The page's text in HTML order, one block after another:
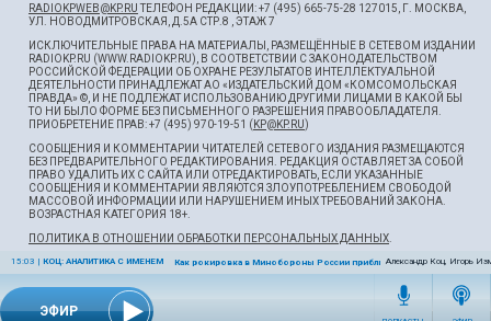
ЭФИР
15:03 | КОЦ: АНАЛИТИКА С ИМЕНЕМ Как рокировка в Минобороны России приблизит победу
Александр Коц, Игорь
RADIOKPWEB@KP.RUТЕЛЕФОН РЕДАКЦИИ: +7 (495) 665-75-28 127015, Г. МОСКВА,
УЛ. НОВОДМИТРОВСКАЯ, Д.5А СТР.8 , ЭТАЖ 7
ИСКЛЮЧИТЕЛЬНЫЕ ПРАВА НА МАТЕРИАЛЫ, РАЗМЕЩЁННЫЕ В СЕТЕВОМ ИЗДАНИИ
RADIOKP.RU (WWW.RADIOKP.RU), В СООТВЕТСТВИИ С ЗАКОНОДАТЕЛЬСТВОМ
РОССИЙСКОЙ ФЕДЕРАЦИИ ОБ ОХРАНЕ РЕЗУЛЬТАТОВ ИНТЕЛЛЕКТУАЛЬНОЙ
ДЕЯТЕЛЬНОСТИ ПРИНАДЛЕЖАТ АО «ИЗДАТЕЛЬСКИЙ ДОМ «КОМСОМОЛЬСКАЯ
ПРАВДА» ©, И НЕ ПОДЛЕЖАТ ИСПОЛЬЗОВАНИЮ ДРУГИМИ ЛИЦАМИ В КАКОЙ БЫ
ТО НИ БЫЛО ФОРМЕ БЕЗ ПИСЬМЕННОГО РАЗРЕШЕНИЯ ПРАВООБЛАДАТЕЛЯ.
ПРИОБРЕТЕНИЕ ПРАВ: +7 (495) 970-19-51 ( KP@KP.RU)
СООБЩЕНИЯ И КОММЕНТАРИИ ЧИТАТЕЛЕЙ СЕТЕВОГО ИЗДАНИЯ РАЗМЕЩАЮТСЯ
БЕЗ ПРЕДВАРИТЕЛЬНОГО РЕДАКТИРОВАНИЯ. РЕДАКЦИЯ ОСТАВЛЯЕТ ЗА СОБОЙ
ПРАВО УДАЛИТЬ ИХ С САЙТА ИЛИ ОТРЕДАКТИРОВАТЬ, ЕСЛИ УКАЗАННЫЕ
СООБЩЕНИЯ И КОММЕНТАРИИ ЯВЛЯЮТСЯ ЗЛОУПОТРЕБЛЕНИЕМ СВОБОДОЙ
МАССОВОЙ ИНФОРМАЦИИ ИЛИ НАРУШЕНИЕМ ИНЫХ ТРЕБОВАНИЙ ЗАКОНА.
ВОЗРАСТНАЯ КАТЕГОРИЯ 18+.
ПОЛИТИКА В ОТНОШЕНИИ ОБРАБОТКИ ПЕРСОНАЛЬНЫХ ДАННЫХ